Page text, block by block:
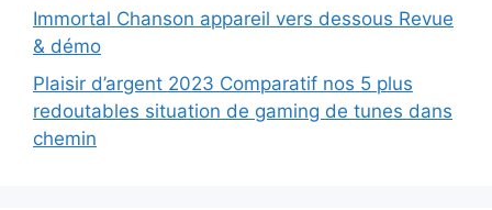
Immortal Chanson appareil vers dessous Revue
& démo
Plaisir d’argent 2023 Comparatif nos 5 plus
redoutables situation de gaming de tunes dans
chemin